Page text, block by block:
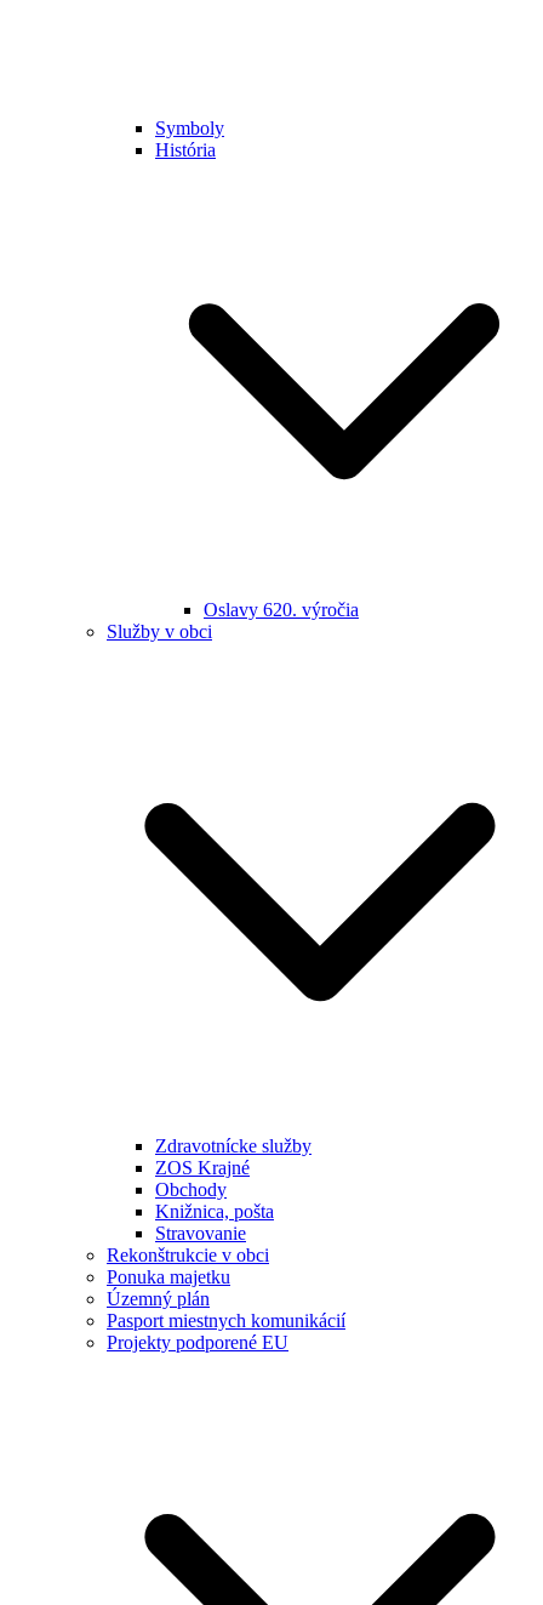
Symboly
História
Oslavy 620. výročia
Služby v obci
Zdravotnícke služby
ZOS Krajné
Obchody
Knižnica, pošta
Stravovanie
Rekonštrukcie v obci
Ponuka majetku
Územný plán
Pasport miestnych komunikácií
Projekty podporené EU